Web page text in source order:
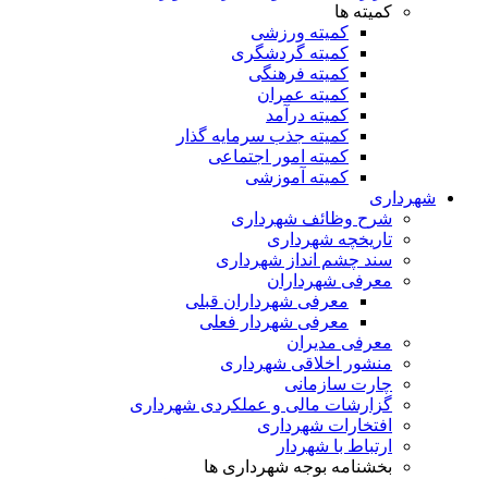
کمیته ها
کمیته ورزشی
کمیته گردشگری
کمیته فرهنگی
کمیته عمران
کمیته درآمد
کمیته جذب سرمایه گذار
کمیته امور اجتماعی
کمیته آموزشی
شهرداری
شرح وظائف شهرداری
تاریخچه شهرداری
سند چشم انداز شهرداری
معرفی شهرداران
معرفی شهرداران قبلی
معرفی شهردار فعلی
معرفی مدیران
منشور اخلاقی شهرداری
چارت سازمانی
گزارشات مالی و عملکردی شهرداری
افتخارات شهرداری
ارتباط با شهردار
بخشنامه بوجه شهرداری ها